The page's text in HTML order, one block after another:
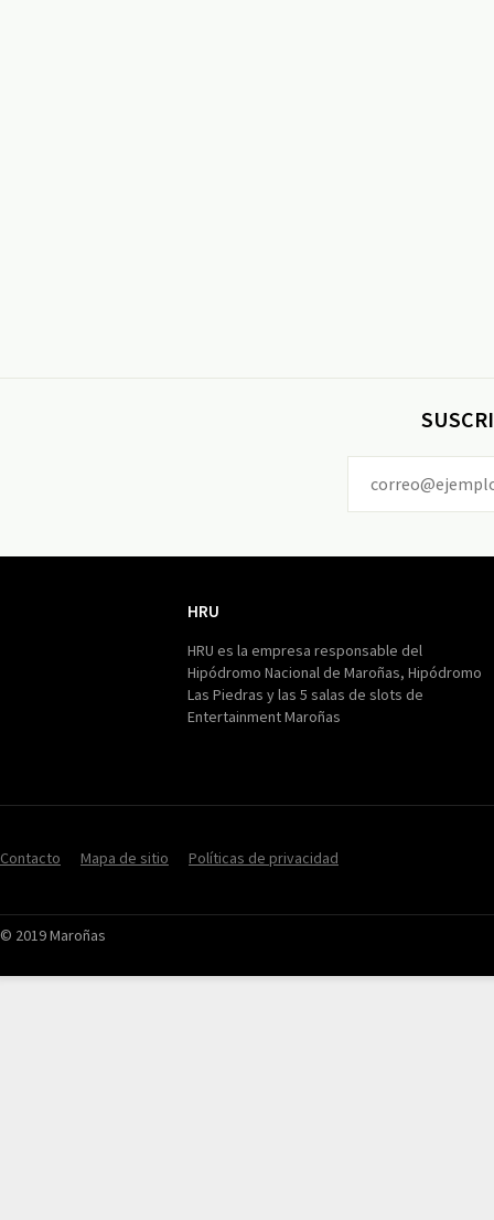
HRU
HRU es la empresa responsable del
Hipódromo Nacional de Maroñas, Hipódromo
Las Piedras y las 5 salas de slots de
Entertainment Maroñas
Contacto Mapa de sitio Políticas de privacidad
© 2019 Maroñas